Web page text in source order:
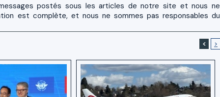
postés sous les articles de notre site et nous ne
est complète, et nous ne sommes pas responsables du
< >